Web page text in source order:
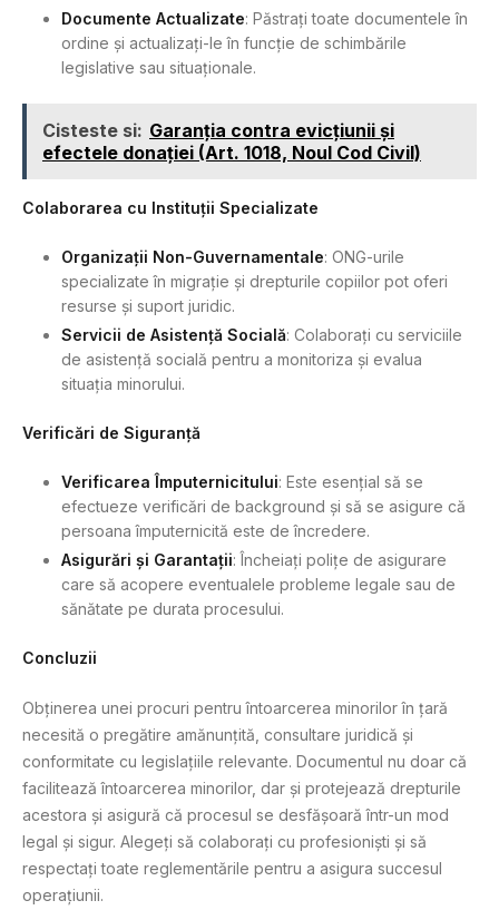
Documente Actualizate: Păstrați toate documentele în
ordine și actualizați-le în funcție de schimbările
legislative sau situaționale.
Cisteste si: Garanția contra evicțiunii și
efectele donației (Art. 1018, Noul Cod Civil)
Colaborarea cu Instituții Specializate
Organizații Non-Guvernamentale: ONG-urile
specializate în migrație și drepturile copiilor pot oferi
resurse și suport juridic.
Servicii de Asistență Socială: Colaborați cu serviciile
de asistență socială pentru a monitoriza și evalua
situația minorului.
Verificări de Siguranță
Verificarea Împuternicitului: Este esențial să se
efectueze verificări de background și să se asigure că
persoana împuternicită este de încredere.
Asigurări și Garantații: Încheiați polițe de asigurare
care să acopere eventualele probleme legale sau de
sănătate pe durata procesului.
Concluzii
Obținerea unei procuri pentru întoarcerea minorilor în țară
necesită o pregătire amănunțită, consultare juridică și
conformitate cu legislațiile relevante. Documentul nu doar că
facilitează întoarcerea minorilor, dar și protejează drepturile
acestora și asigură că procesul se desfășoară într-un mod
legal și sigur. Alegeți să colaborați cu profesioniști și să
respectați toate reglementările pentru a asigura succesul
operațiunii.